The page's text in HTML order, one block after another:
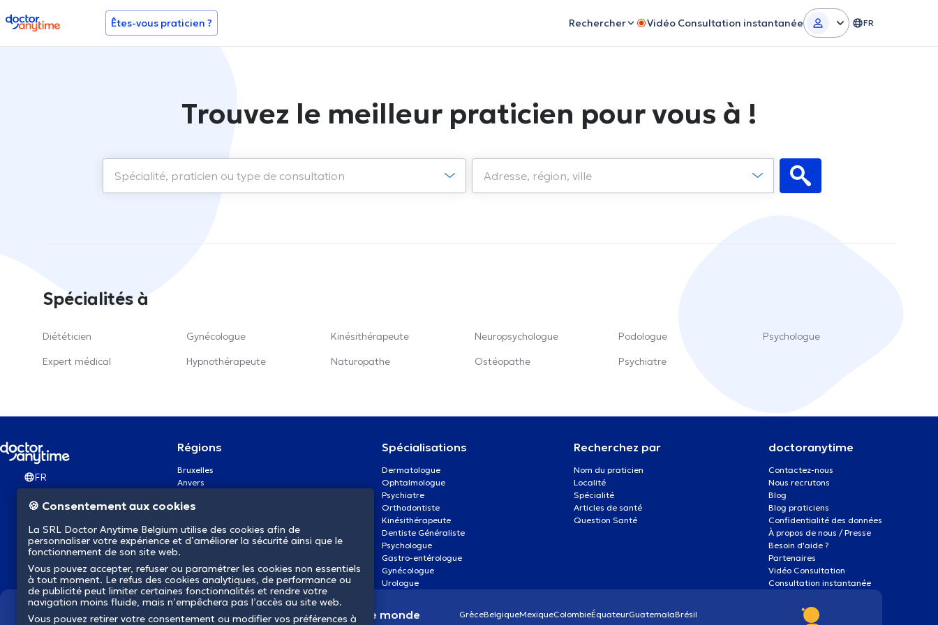
doctoranytime Êtes-vous praticien ? Rechercher Vidéo Consultation instantanée FR
Trouvez le meilleur praticien pour vous à !
Spécialités à
Diététicien
Expert médical
Gynécologue
Hypnothérapeute
Kinésithérapeute
Naturopathe
Neuropsychologue
Ostéopathe
Podologue
Psychiatre
Psychologue
FR
Régions
Bruxelles
Anvers
Charleroi
Bruges
Namur
Louvain
Mons
Aalst Flandre-Orientale
Spécialisations
Dermatologue
Ophtalmologue
Psychiatre
Orthodontiste
Kinésithérapeute
Dentiste Généraliste
Psychologue
Gastro-entérologue
Gynécologue
Urologue
Recherchez par
Nom du praticien
Localité
Spécialité
Articles de santé
Question Santé
doctoranytime
Contactez-nous
Nous recrutons
Blog
Blog praticiens
Confidentialité des données
À propos de nous / Presse
Besoin d'aide ?
Partenaires
Vidéo Consultation
Consultation instantanée
Nous révolutionnons la santé dans le monde GrèceBelgiqueMexiqueColombieÉquateurGuatemalaBrésil
🍪 Consentement aux cookies
La SRL Doctor Anytime Belgium utilise des cookies afin de
personnaliser votre expérience et d’améliorer la sécurité ainsi que le
fonctionnement de son site web.
Vous pouvez accepter, refuser ou paramétrer les cookies non essentiels
à tout moment. Le refus des cookies analytiques, de performance ou
de publicité peut limiter certaines fonctionnalités et rendre votre
navigation moins fluide, mais n’empêchera pas l’accès au site web.
Vous pouvez retirer votre consentement ou modifier vos préférences à